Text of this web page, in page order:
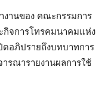
งานของ คณะกรรมการ
กิจการโทรคมนาคมแห่ง
อภิปรายถึงบทบาทการ
รณารายงานผลการใช้